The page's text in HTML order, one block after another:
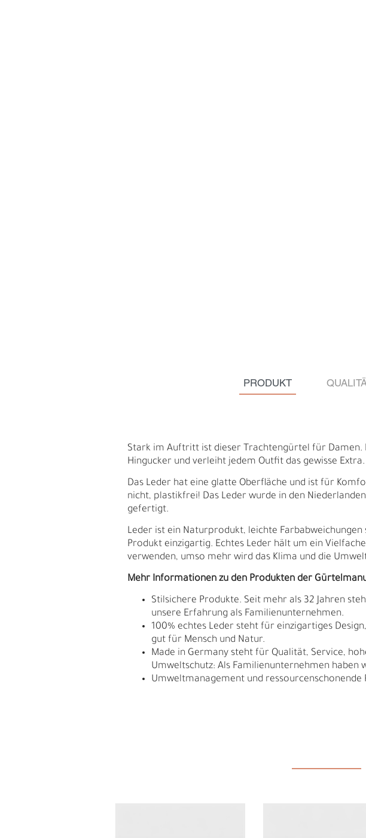
H B
PRODUKT
Stark im Auftritt ist dieser Trachtengürtel für Damen.
Hingucker und verleiht jedem Outfit das gewisse
Das Leder hat eine glatte Oberfläche und ist für
nicht, plastikfrei! Das Leder wurde in den
gefertigt.
Leder ist ein Naturprodukt, leichte
Produkt einzigartig. Echtes Leder hält um ein
verwenden, umso mehr wird das Klima und die
Mehr Informationen zu den Produkten der
Stilsichere Produkte. Seit mehr als 32 Jahren
unsere Erfahrung als Familienunternehmen.
100% echtes Leder steht für einzigartiges
gut für Mensch und Natur.
Made in Germany steht für Qualität, Service,
Umweltschutz: Als Familienunternehmen
Umweltmanagement und ressourcenschonende